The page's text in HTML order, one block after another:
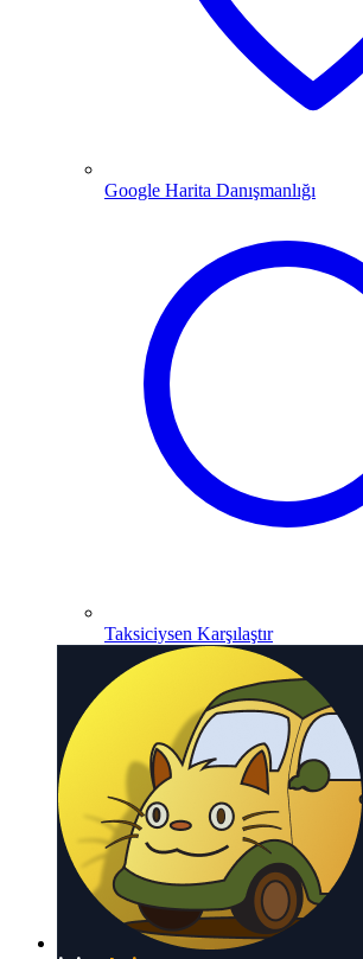
Google Harita Danışmanlığı
Taksiciysen Karşılaştır